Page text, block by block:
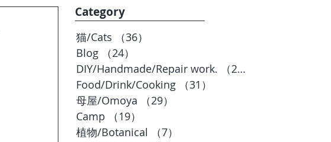
Category
猫/Cats （36）
Blog
（24）
DIY/Handmade/Repair work.
（20）
Food/Drink/Cooking
（31）
母屋/Omoya
（29）
Camp
（19）
植物/Botanical
（7）